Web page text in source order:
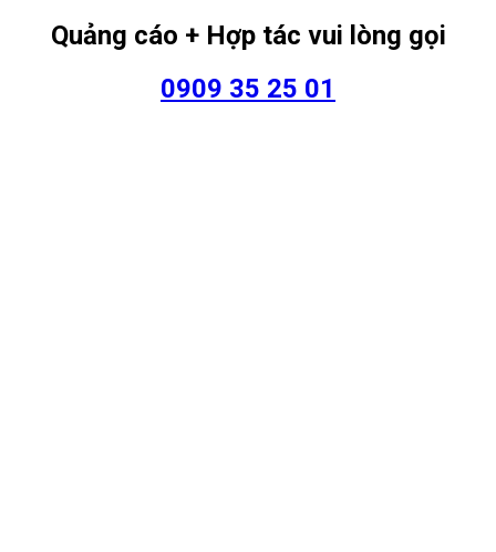
Quảng cáo + Hợp tác vui lòng gọi
0909 35 25 01